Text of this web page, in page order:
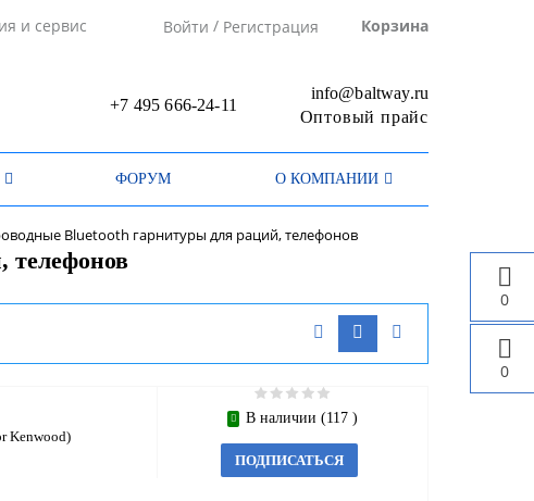
и сервис Войти / Регистрация Корзина
0
0
+7 495 666-24-11
info@baltway.ru
Оптовый прайс
ФОРУМ О КОМПАНИИ
Bluetooth гарнитуры для раций, телефонов
телефонов
Kenwood)
В наличии (117 )
ПОДПИСАТЬСЯ